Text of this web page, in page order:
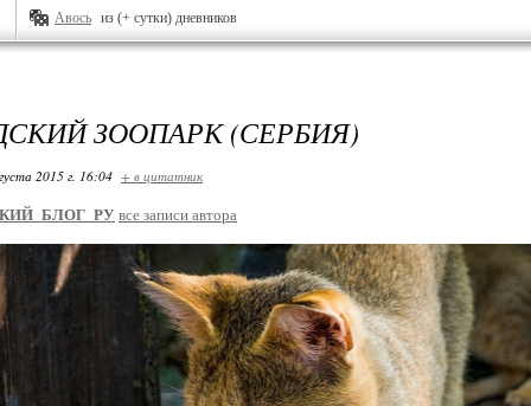
Авось из (+ сутки) дневников
ЗООПАРК (СЕРБИЯ)
2015 г. 16:04 + в цитатник
все записи автора